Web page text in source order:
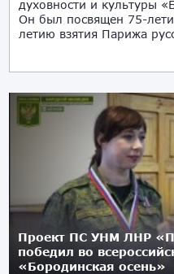
духовности и культуры
Он был посвящен 75-
летию взятия Парижа
Проект ПС УНМ ЛНР
победил во
«Бородинская осень»